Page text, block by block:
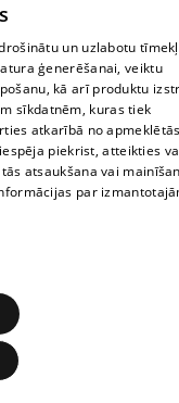
Rūdolfs
un uzlabotu
ģenerēšanai, veiktu
kā arī produktu
sīkdatnēm, kuras tiek
atkarībā no
piekrist, atteikties
atsaukšana vai
par